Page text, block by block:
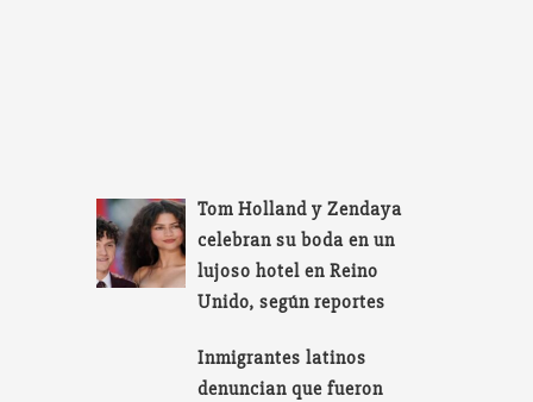
Tom Holland y Zendaya
celebran su boda en un
lujoso hotel en Reino
Unido, según reportes
Inmigrantes latinos
denuncian que fueron